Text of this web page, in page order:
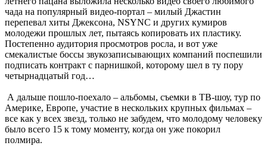
чада на популярный видео-портал – милый Джастин
перепевал хиты Джексона, NSYNC и других кумиров
молодежи прошлых лет, пытаясь копировать их пластику.
Постепенно аудитория просмотров росла, и вот уже
смекалистые боссы звукозаписывающих компаний поспешили
подписать контракт с парнишкой, которому шел в ту пору
четырнадцатый год…
А дальше пошло-поехало – альбомы, съемки в ТВ-шоу, тур по
Америке, Европе, участие в нескольких крупных фильмах –
все как у всех звезд, только не забудем, что молодому человеку
было всего 15 к тому моменту, когда он уже покорил
полмира.